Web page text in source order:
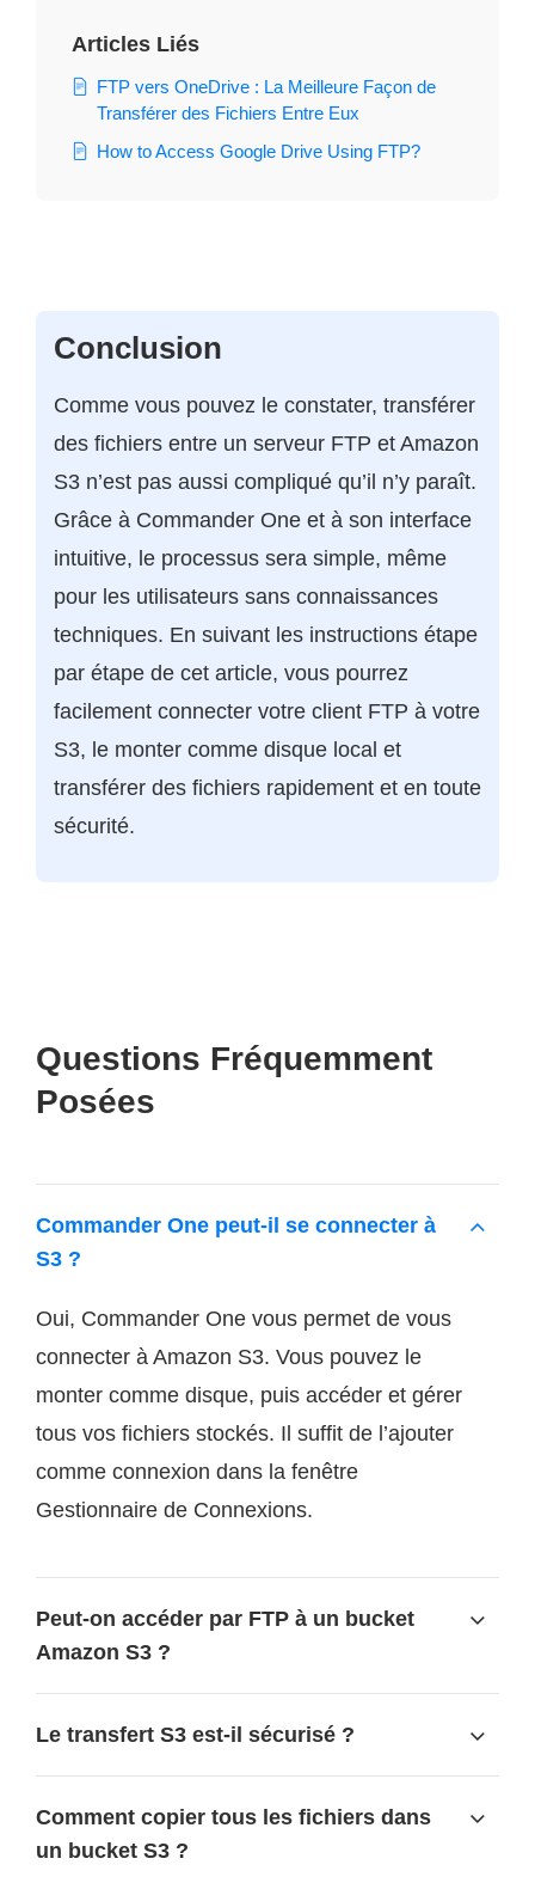
Articles Liés
FTP vers OneDrive : La Meilleure Façon de
Transférer des Fichiers Entre Eux
How to Access Google Drive Using FTP?
Conclusion
Comme vous pouvez le constater, transférer
des fichiers entre un serveur FTP et Amazon
S3 n’est pas aussi compliqué qu’il n’y paraît.
Grâce à Commander One et à son interface
intuitive, le processus sera simple, même
pour les utilisateurs sans connaissances
techniques. En suivant les instructions étape
par étape de cet article, vous pourrez
facilement connecter votre client FTP à votre
S3, le monter comme disque local et
transférer des fichiers rapidement et en toute
sécurité.
Questions Fréquemment
Posées
Commander One peut-il se connecter à
S3 ?
Oui, Commander One vous permet de vous
connecter à Amazon S3. Vous pouvez le
monter comme disque, puis accéder et gérer
tous vos fichiers stockés. Il suffit de l’ajouter
comme connexion dans la fenêtre
Gestionnaire de Connexions.
Peut-on accéder par FTP à un bucket
Amazon S3 ?
Le transfert S3 est-il sécurisé ?
Comment copier tous les fichiers dans
un bucket S3 ?